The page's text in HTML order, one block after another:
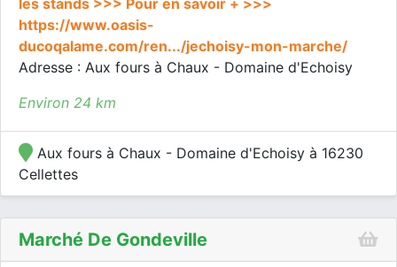
les stands >>> Pour en savoir + >>>
https://www.oasis-
ducoqalame.com/ren.../jechoisy-mon-marche/
Adresse : Aux fours à Chaux - Domaine d'Echoisy
Environ 24 km
Aux fours à Chaux - Domaine d'Echoisy à 16230
Cellettes
Marché De Gondeville